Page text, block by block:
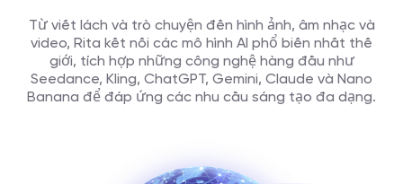
Từ viết lách và trò chuyện đến hình ảnh, âm nhạc và
video, Rita kết nối các mô hình AI phổ biến nhất thế
giới, tích hợp những công nghệ hàng đầu như
Seedance, Kling, ChatGPT, Gemini, Claude và Nano
Banana để đáp ứng các nhu cầu sáng tạo đa dạng.